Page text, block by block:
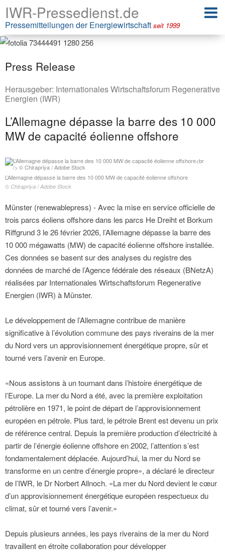
IWR-Pressedienst.de
Pressemitteilungen der Energiewirtschaft seit 1999
Press Release
Herausgeber: Internationales Wirtschaftsforum Regenerative
Energien (IWR)
L’Allemagne dépasse la barre des 10 000
MW de capacité éolienne offshore
L’Allemagne dépasse la barre des 10 000 MW de capacité éolienne offshore
© Chirapriya / Adobe Stock
Münster (renewablepress) - Avec la mise en service officielle de
trois parcs éoliens offshore dans les parcs He Dreiht et Borkum
Riffgrund 3 le 26 février 2026, l’Allemagne dépasse la barre des
10 000 mégawatts (MW) de capacité éolienne offshore installée.
Ces données se basent sur des analyses du registre des
données de marché de l’Agence fédérale des réseaux (BNetzA)
réalisées par Internationales Wirtschaftsforum Regenerative
Energien (IWR) à Münster.
Le développement de l’Allemagne contribue de manière
significative à l’évolution commune des pays riverains de la mer
du Nord vers un approvisionnement énergétique propre, sûr et
tourné vers l’avenir en Europe.
«Nous assistons à un tournant dans l’histoire énergétique de
l’Europe. La mer du Nord a été, avec la première exploitation
pétrolière en 1971, le point de départ de l’approvisionnement
européen en pétrole. Plus tard, le pétrole Brent est devenu un prix
de référence central. Depuis la première production d’électricité à
partir de l’énergie éolienne offshore en 2002, l’attention s’est
fondamentalement déplacée. Aujourd’hui, la mer du Nord se
transforme en un centre d’énergie propre», a déclaré le directeur
de l’IWR, le Dr Norbert Allnoch. «La mer du Nord devient le cœur
d’un approvisionnement énergétique européen respectueux du
climat, sûr et tourné vers l’avenir.»
Depuis plusieurs années, les pays riverains de la mer du Nord
travaillent en étroite collaboration pour développer